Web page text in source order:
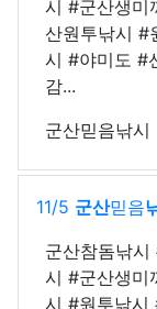
시 #군산생미
산원투낚시 #
시 #야미도 #
감...
군산믿음낚시
11/5 군산믿음
군산참돔낚
시 #군산생미
시 #원투낚시